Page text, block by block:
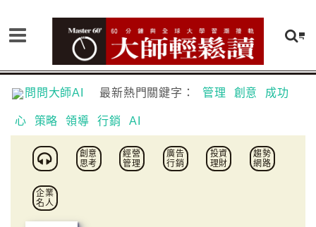
問問大師AI 最新熱門關鍵字： 管理 創意 成功
心 策略 領導 行銷 AI
創意
思考
經營
管理
廣告
行銷
投資
理財
趨勢
網路
企業
名人